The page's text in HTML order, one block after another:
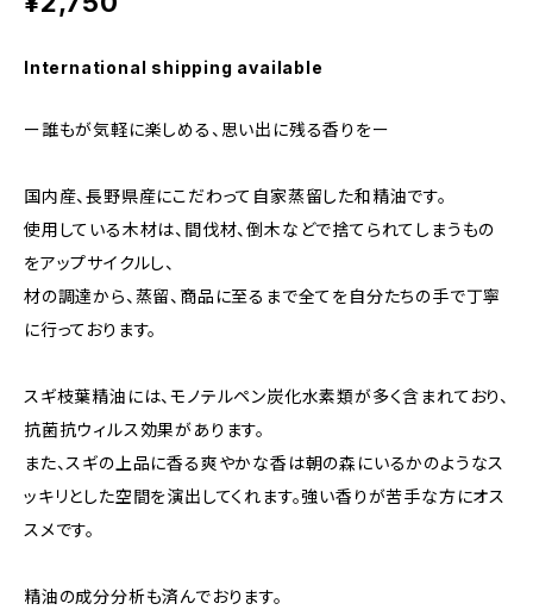
International shipping available
ー誰もが気軽に楽しめる、思い出に残る香りをー
国内産、長野県産にこだわって自家蒸留した和精油です。
使用している木材は、間伐材、倒木などで捨てられてしまうもの
をアップサイクルし、
材の調達から、蒸留、商品に至るまで全てを自分たちの手で丁寧
に行っております。
スギ枝葉精油には、モノテルペン炭化水素類が多く含まれており、
抗菌抗ウィルス効果があります。
また、スギの上品に香る爽やかな香は朝の森にいるかのようなス
ッキリとした空間を演出してくれます。強い香りが苦手な方にオス
スメです。
精油の成分分析も済んでおります。